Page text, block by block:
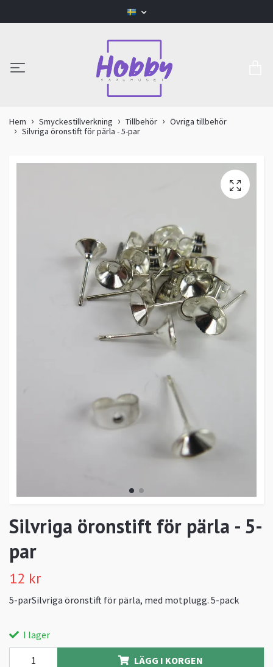
Hem Smyckestillverkning Tillbehör
Övriga tillbehör
Silvriga öronstift för pärla - 5-par
Silvriga öronstift för pärla - 5-
par
12 kr
5-parSilvriga öronstift för pärla, med motplugg. 5-pack
I lager
LÄGG I KORGEN